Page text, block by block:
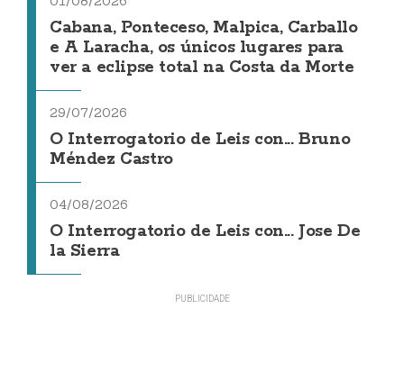
Cabana, Ponteceso, Malpica, Carballo
e A Laracha, os únicos lugares para
ver a eclipse total na Costa da Morte
29/07/2026
O Interrogatorio de Leis con... Bruno
Méndez Castro
04/08/2026
O Interrogatorio de Leis con... Jose De
la Sierra